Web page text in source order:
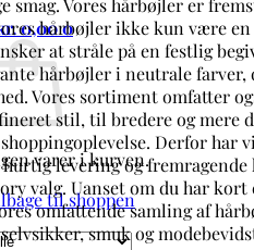
0,000
varer i kurven.
til shoppen